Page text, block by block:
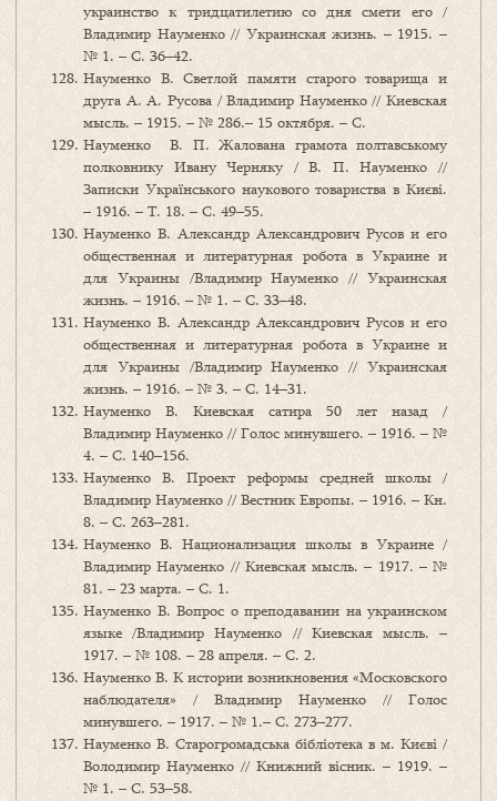
украинство к тридцатилетию со дня смети его /
Владимир Науменко // Украинская жизнь. – 1915. –
№ 1. – С. 36–42.
Науменко В. Светлой памяти старого товарища и
друга А. А. Русова / Владимир Науменко // Киевская
мысль. – 1915. – № 286.– 15 октября. – С.
Науменко В. П. Жалована грамота полтавському
полковнику Ивану Черняку / В. П. Науменко //
Записки Українського наукового товариства в Києві.
– 1916. – Т. 18. – С. 49–55.
Науменко В. Александр Александрович Русов и его
общественная и литературная робота в Украине и
для Украины /Владимир Науменко // Украинская
жизнь. – 1916. – № 1. – С. 33–48.
Науменко В. Александр Александрович Русов и его
общественная и литературная робота в Украине и
для Украины /Владимир Науменко // Украинская
жизнь. – 1916. – № 3. – С. 14–31.
Науменко В. Киевская сатира 50 лет назад /
Владимир Науменко // Голос минувшего. – 1916. – №
4. – С. 140–156.
Науменко В. Проект реформы средней школы /
Владимир Науменко // Вестник Европы. – 1916. – Кн.
8. – С. 263–281.
Науменко В. Национализация школы в Украине /
Владимир Науменко // Киевская мысль. – 1917. – №
81. – 23 марта. – С. 1.
Науменко В. Вопрос о преподавании на украинском
языке /Владимир Науменко // Киевская мысль. –
1917. – № 108. – 28 апреля. – С. 2.
Науменко В. К истории возникновения «Московского
наблюдателя» / Владимир Науменко // Голос
минувшего. – 1917. – № 1.– С. 273–277.
Науменко В. Старогромадська бібліотека в м. Києві /
Володимир Науменко // Книжний вісник. – 1919. –
№ 1. – С. 53–58.